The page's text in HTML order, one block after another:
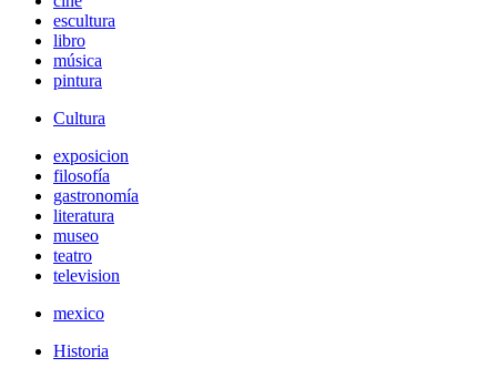
escultura
libro
música
pintura
Cultura
exposicion
filosofía
gastronomía
literatura
museo
teatro
television
mexico
Historia